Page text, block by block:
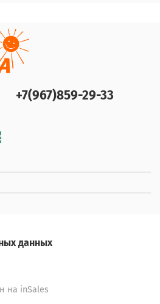
+7(967)859-29-33
данных
на inSales